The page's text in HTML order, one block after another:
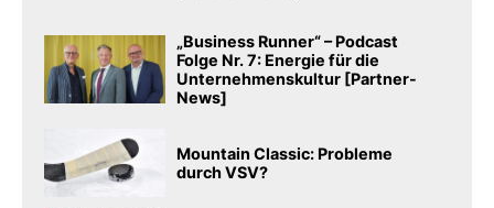
„Business Runner“ – Podcast
Folge Nr. 7: Energie für die
Unternehmenskultur [Partner-
News]
Mountain Classic: Probleme
durch VSV?